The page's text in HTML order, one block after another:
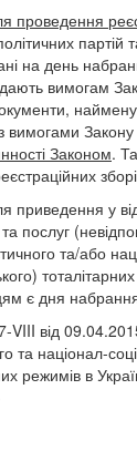
проведення
партій
на день
вимогам
з вимогами Закону
Законом.
у
послуг
та/або
є дня
від
та націонал-
режимів в